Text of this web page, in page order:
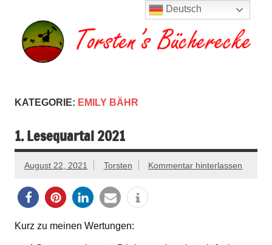
springen
KATEGORIE: EMILY BÄHR
1. Lesequartal 2021
August 22, 2021 Torsten Kommentar hinterlassen
Kurz zu meinen Wertungen:
Deutsch